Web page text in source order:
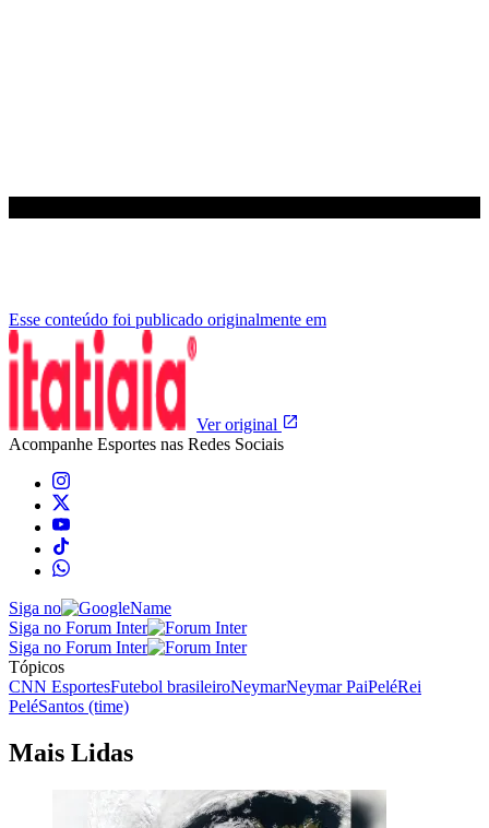
Esse conteúdo foi publicado originalmente em
Ver original
Acompanhe Esportes nas Redes Sociais
Siga no
Siga no Forum Inter
Siga no Forum Inter
Tópicos
CNN EsportesFutebol brasileiroNeymarNeymar PaiPeléRei
PeléSantos (time)
Mais Lidas